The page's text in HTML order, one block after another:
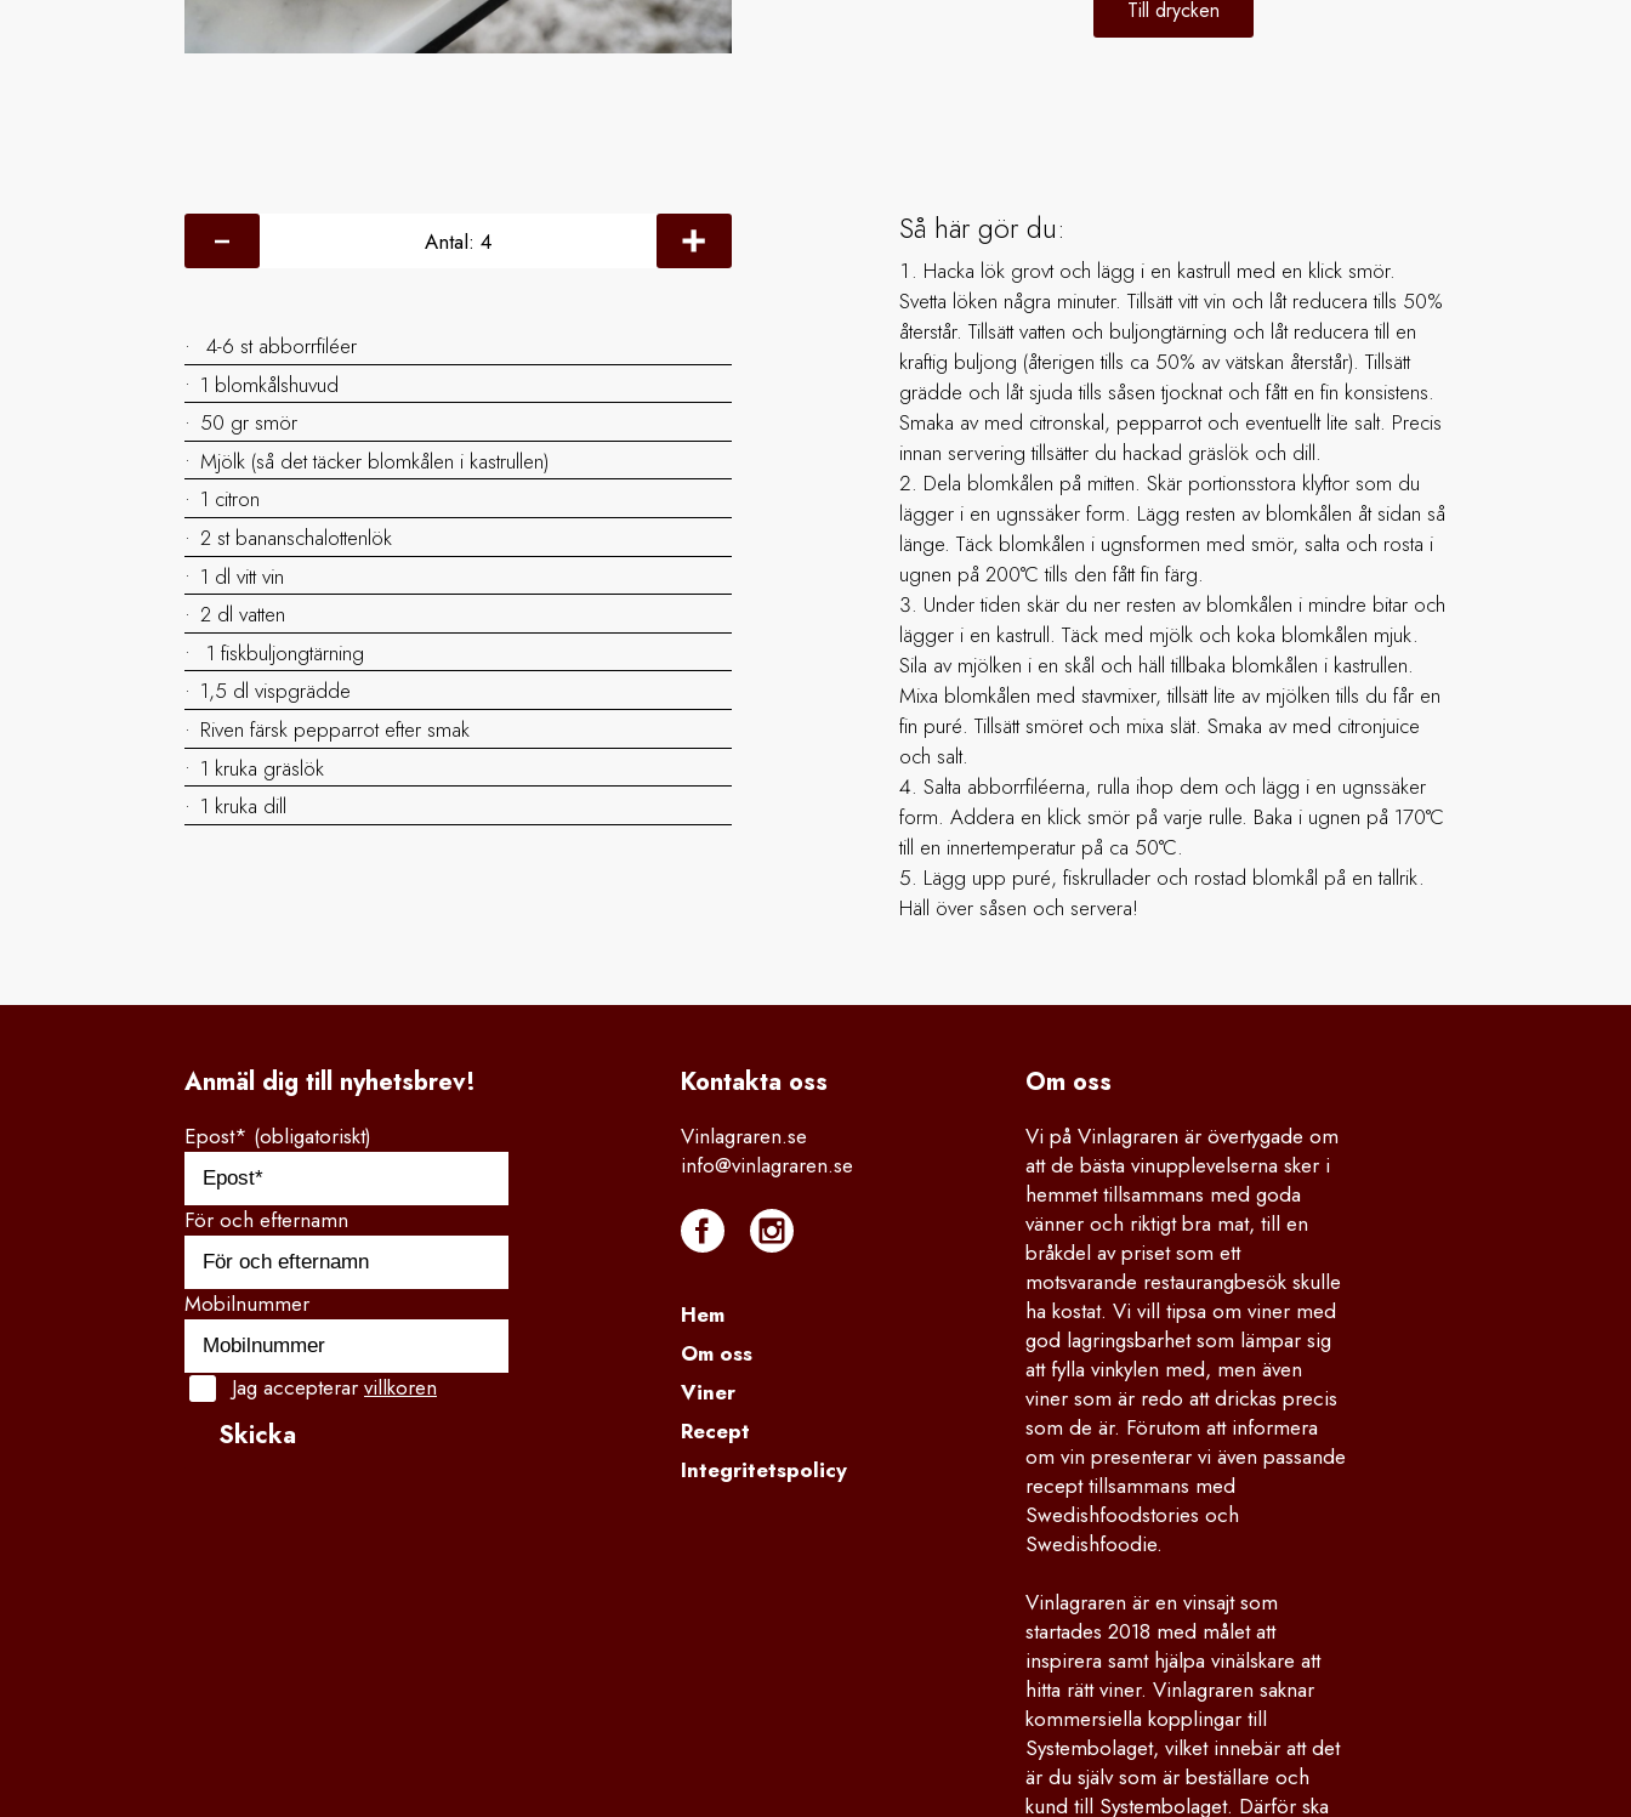
Till drycken
Antal: 4
4-6 st abborrfiléer
1 blomkålshuvud
50 gr smör
Mjölk (så det täcker blomkålen i kastrullen)
1 citron
2 st bananschalottenlök
1 dl vitt vin
2 dl vatten
1 fiskbuljongtärning
1,5 dl vispgrädde
Riven färsk pepparrot efter smak
1 kruka gräslök
1 kruka dill
Så här gör du:
Hacka lök grovt och lägg i en kastrull med en klick smör.
Svetta löken några minuter. Tillsätt vitt vin och låt reducera tills 50%
återstår. Tillsätt vatten och buljongtärning och låt reducera till en
kraftig buljong (återigen tills ca 50% av vätskan återstår). Tillsätt
grädde och låt sjuda tills såsen tjocknat och fått en fin konsistens.
Smaka av med citronskal, pepparrot och eventuellt lite salt. Precis
innan servering tillsätter du hackad gräslök och dill.
Dela blomkålen på mitten. Skär portionsstora klyftor som du
lägger i en ugnssäker form. Lägg resten av blomkålen åt sidan så
länge. Täck blomkålen i ugnsformen med smör, salta och rosta i
ugnen på 200°C tills den fått fin färg.
Under tiden skär du ner resten av blomkålen i mindre bitar och
lägger i en kastrull. Täck med mjölk och koka blomkålen mjuk.
Sila av mjölken i en skål och häll tillbaka blomkålen i kastrullen.
Mixa blomkålen med stavmixer, tillsätt lite av mjölken tills du får en
fin puré. Tillsätt smöret och mixa slät. Smaka av med citronjuice
och salt.
Salta abborrfiléerna, rulla ihop dem och lägg i en ugnssäker
form. Addera en klick smör på varje rulle. Baka i ugnen på 170°C
till en innertemperatur på ca 50°C.
Lägg upp puré, fiskrullader och rostad blomkål på en tallrik.
Häll över såsen och servera!
Anmäl dig till nyhetsbrev!
Epost* (obligatoriskt)
För och efternamn
Mobilnummer
Jag accepterar villkoren
Skicka
Kontakta oss
Vinlagraren.se
info@vinlagraren.se
Hem
Om oss
Viner
Recept
Integritetspolicy
Om oss
Vi på Vinlagraren är övertygade om
att de bästa vinupplevelserna sker i
hemmet tillsammans med goda
vänner och riktigt bra mat, till en
bråkdel av priset som ett
motsvarande restaurangbesök skulle
ha kostat. Vi vill tipsa om viner med
god lagringsbarhet som lämpar sig
att fylla vinkylen med, men även
viner som är redo att drickas precis
som de är. Förutom att informera
om vin presenterar vi även passande
recept tillsammans med
Swedishfoodstories och
Swedishfoodie.
Vinlagraren är en vinsajt som
startades 2018 med målet att
inspirera samt hjälpa vinälskare att
hitta rätt viner. Vinlagraren saknar
kommersiella kopplingar till
Systembolaget, vilket innebär att det
är du själv som är beställare och
kund till Systembolaget. Därför ska